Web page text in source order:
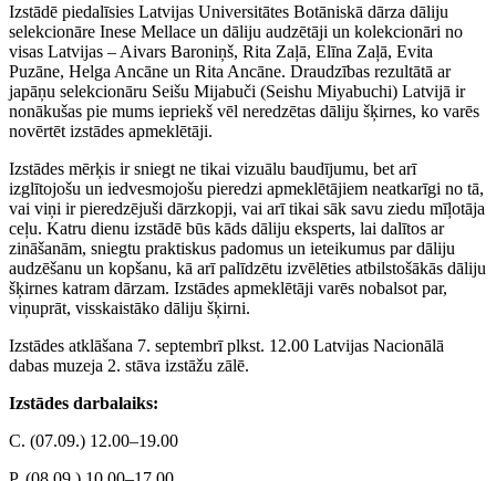
Izstādē piedalīsies Latvijas Universitātes Botāniskā dārza dāliju
selekcionāre Inese Mellace un dāliju audzētāji un kolekcionāri no
visas Latvijas – Aivars Baroniņš, Rita Zaļā, Elīna Zaļā, Evita
Puzāne, Helga Ancāne un Rita Ancāne. Draudzības rezultātā ar
japāņu selekcionāru Seišu Mijabuči (Seishu Miyabuchi) Latvijā ir
nonākušas pie mums iepriekš vēl neredzētas dāliju šķirnes, ko varēs
novērtēt izstādes apmeklētāji.
Izstādes mērķis ir sniegt ne tikai vizuālu baudījumu, bet arī
izglītojošu un iedvesmojošu pieredzi apmeklētājiem neatkarīgi no tā,
vai viņi ir pieredzējuši dārzkopji, vai arī tikai sāk savu ziedu mīļotāja
ceļu. Katru dienu izstādē būs kāds dāliju eksperts, lai dalītos ar
zināšanām, sniegtu praktiskus padomus un ieteikumus par dāliju
audzēšanu un kopšanu, kā arī palīdzētu izvēlēties atbilstošākās dāliju
šķirnes katram dārzam. Izstādes apmeklētāji varēs nobalsot par,
viņuprāt, visskaistāko dāliju šķirni.
Izstādes atklāšana 7. septembrī plkst. 12.00 Latvijas Nacionālā
dabas muzeja 2. stāva izstāžu zālē.
Izstādes darbalaiks:
C. (07.09.) 12.00–19.00